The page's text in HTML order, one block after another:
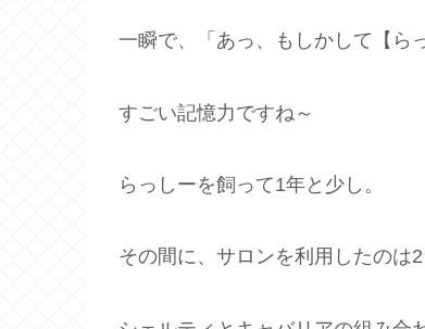
一瞬で、「あっ、もしかして【ら
すごい記憶力ですね～
らっしーを飼って1年と少し。
その間に、サロンを利用したのは